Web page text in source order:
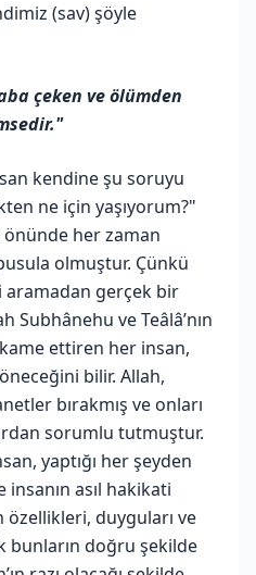
(sav) şöyle
çeken ve ölümden
kendine şu soruyu
ne için yaşıyorum?"
her zaman
olmuştur. Çünkü
aramadan gerçek bir
Subhânehu ve Teâlâ’nın
ettiren her insan,
bilir. Allah,
bırakmış ve onları
sorumlu tutmuştur.
yaptığı her şeyden
asıl hakikati
özellikleri, duyguları ve
bunların doğru şekilde